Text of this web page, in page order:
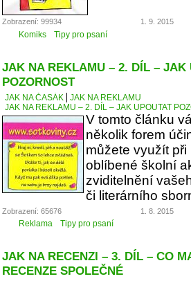
Zobrazení: 99934 1. 9. 2015
Komiks Tipy pro psaní
JAK NA REKLAMU – 2. DÍL – JAK
POZORNOST
JAK NA ČASÁK
JAK NA REKLAMU
JAK NA REKLAMU – 2. DÍL – JAK UPOUTAT
V tomto článku
několik forem
můžete využít
oblíbené školní
zviditelnění
či literárního
Zobrazení: 65676 1. 8. 2015
Reklama Tipy pro psaní
JAK NA RECENZI – 3. DÍL – CO
RECENZE SPOLEČNÉ